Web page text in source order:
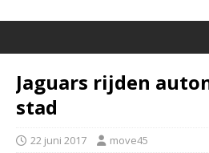
Jaguars rijden
stad
22 juni 2017 move45